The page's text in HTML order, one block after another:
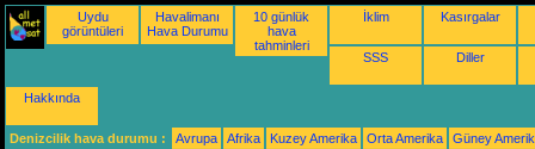
Uydu
görüntüleri
Havalimanı
Hava Durumu
10 günlük
hava
tahminleri
İklim Kasırgalar
SSS Diller
Hakkında
Denizcilik hava durumu : Avrupa Afrika Kuzey Amerika Orta Amerika
Güney